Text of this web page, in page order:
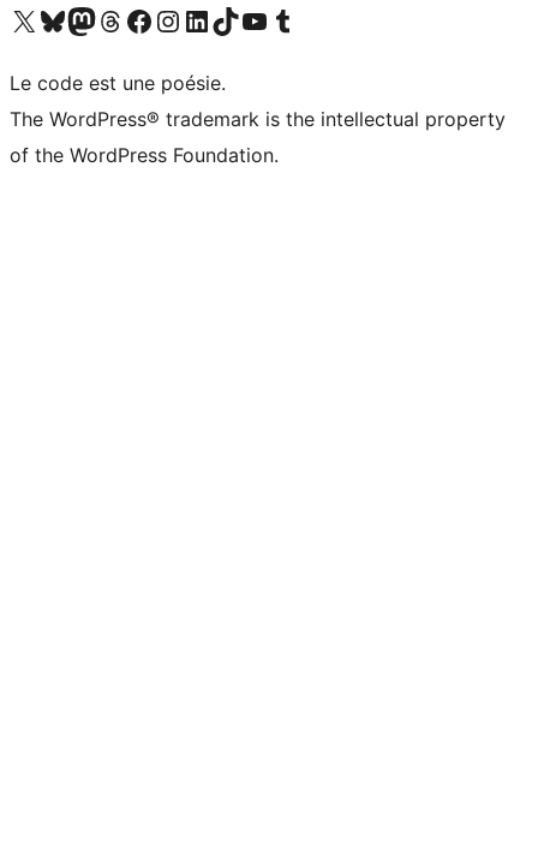
Visitez notre compte X (précédemment Twitter)
Visiter notre compte Bluesky
Visiter notre compte Mastodon
Visiter notre compte Threads
Consulter notre compte Facebook
Consulter notre compte Instagram
Consulter notre compte LinkedIn
Visiter notre compte TokTok
Visiter notre chaîne YouTube
Visiter notre compte Tumblr
Le code est une poésie.
The WordPress® trademark is the intellectual property
of the WordPress Foundation.